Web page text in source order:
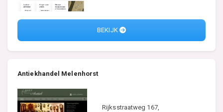
BEKIJK
Antiekhandel Melenhorst
Rijksstraatweg 167,